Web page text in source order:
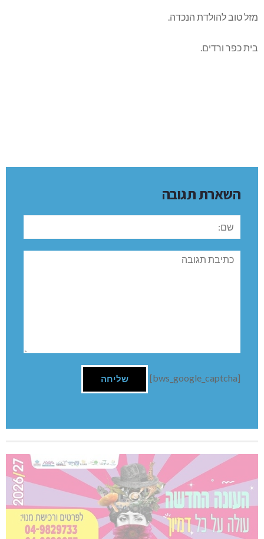
מזל טוב להולדת הנכדה.
בית כפר ורדים.
השארת תגובה
שם:
תגובה
[bws_google_captcha]